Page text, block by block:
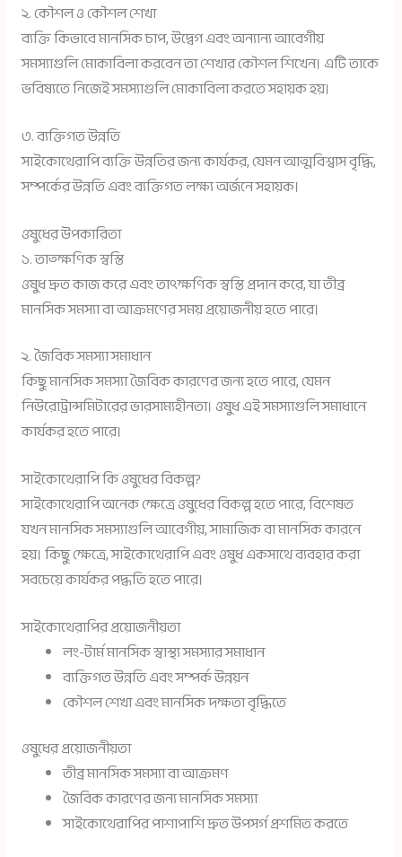
২. কৌশল ও কৌশল শেখা
ব্যক্তি কিভাবে মানসিক চাপ, উদ্বেগ এবং অন্যান্য আবেগীয়
সমস্যাগুলি মোকাবিলা করবেন তা শেখার কৌশল শিখেন। এটি তাকে
ভবিষ্যতে নিজেই সমস্যাগুলি মোকাবিলা করতে সহায়ক হয়।
৩. ব্যক্তিগত উন্নতি
সাইকোথেরাপি ব্যক্তি উন্নতির জন্য কার্যকর, যেমন আত্মবিশ্বাস বৃদ্ধি,
সম্পর্কের উন্নতি এবং ব্যক্তিগত লক্ষ্য অর্জনে সহায়ক।
ওষুধের উপকারিতা
১. তাত্ক্ষণিক স্বস্তি
ওষুধ দ্রুত কাজ করে এবং তাৎক্ষণিক স্বস্তি প্রদান করে, যা তীব্র
মানসিক সমস্যা বা আক্রমণের সময় প্রয়োজনীয় হতে পারে।
২. জৈবিক সমস্যা সমাধান
কিছু মানসিক সমস্যা জৈবিক কারণের জন্য হতে পারে, যেমন
নিউরোট্রান্সমিটারের ভারসাম্যহীনতা। ওষুধ এই সমস্যাগুলি সমাধানে
কার্যকর হতে পারে।
সাইকোথেরাপি কি ওষুধের বিকল্প?
সাইকোথেরাপি অনেক ক্ষেত্রে ওষুধের বিকল্প হতে পারে, বিশেষত
যখন মানসিক সমস্যাগুলি আবেগীয়, সামাজিক বা মানসিক কারনে
হয়। কিছু ক্ষেত্রে, সাইকোথেরাপি এবং ওষুধ একসাথে ব্যবহার করা
সবচেয়ে কার্যকর পদ্ধতি হতে পারে।
সাইকোথেরাপির প্রয়োজনীয়তা
লং-টার্ম মানসিক স্বাস্থ্য সমস্যার সমাধান
ব্যক্তিগত উন্নতি এবং সম্পর্ক উন্নয়ন
কৌশল শেখা এবং মানসিক দক্ষতা বৃদ্ধিতে
ওষুধের প্রয়োজনীয়তা
তীব্র মানসিক সমস্যা বা আক্রমণ
জৈবিক কারণের জন্য মানসিক সমস্যা
সাইকোথেরাপির পাশাপাশি দ্রুত উপসর্গ প্রশমিত করতে